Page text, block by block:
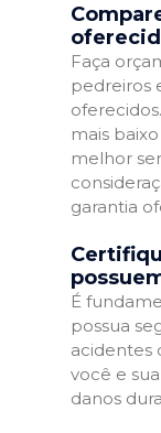
Faça
pedreiros
mais
melhor
garantia
É
possua
acidentes
você e
danos